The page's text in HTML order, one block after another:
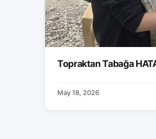
Topraktan Tabağa
May 18, 2026